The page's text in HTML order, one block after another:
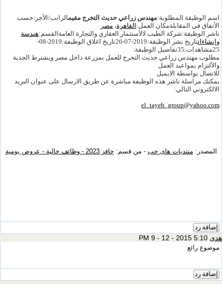
اسم الوظيفة المطلوبة:مهندس زراعي حديث التخرج مقيمالراتب/الأجر:حسب
الأتفاق في المقابلةمكان العمل: القاهرة، مصر
ناشر الوظيفة:شركة الطيب لالأستثمار العقاري والتجارة العامةالقسم:هندسة
وإنشاءات
تاريخ نشر الوظيفة:2019-07-26تاريخ اغلاق الوظيفة:2019-08-
25مشاهدات:35تفاصيل الوظيفة:
مطلوب مهندس زراعي حديث التخرج للعمل بمزرعة داخل مصر ويشترط الجدية
والألتزام بمواعيد العمل
للاتصال بواسطة الايميل
يمكنك مراسلة ناشر هذه الوظيفة مباشرة عن طريق الارسال على عنوان البريد
الالكتروني التالي:
el_tayeb_group@yahoo.com
المصدر: منتديات هاى حب - من قسم: حافز 2023 - وظائف خالية - عروض يومية
إضافة رد
هدى
موضوع رائع
إضافة رد